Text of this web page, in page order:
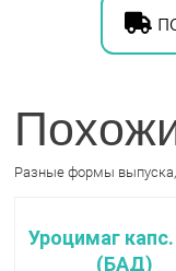
Разные формы выпуска,
Уроцимаг
(БАД)